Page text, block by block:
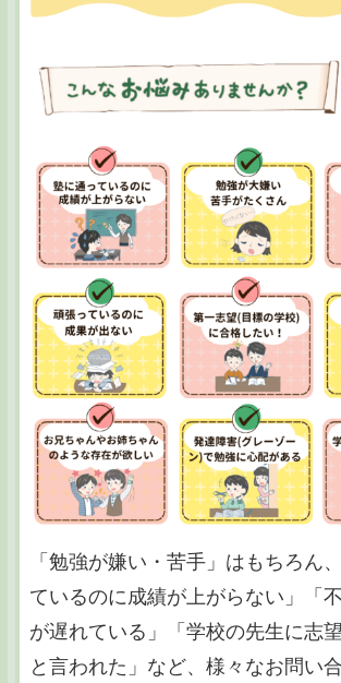
「勉強が嫌い・苦手」はもちろん
ているのに成績が上がらない」「
が遅れている」「学校の先生に志
と言われた」など、様々なお問い